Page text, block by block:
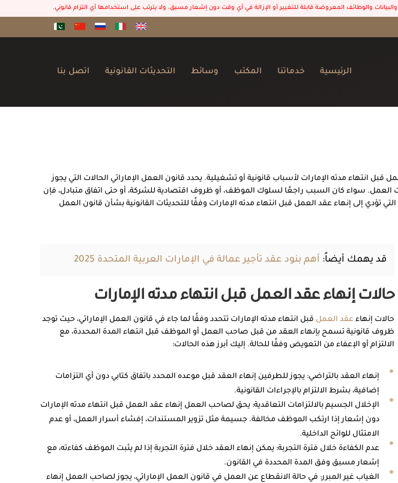
والوظائف المعروضة قابلة للتغيير أو الإزالة في أي وقت دون إشعار مسبق، ولا يترتب على استخدامها أي التزام قانوني.
الرئيسية خدماتنا المكتب وسائط التحديثات القانونية اتصل بنا
مدته الإمارات لأسباب قانونية أو تشغيلية. يحدد قانون العمل الإماراتي الحالات التي يجوز
سواء كان السبب راجعًا لسلوك الموظف، أو ظروف اقتصادية للشركة، أو حتى اتفاق متبادل، فإن
إلى إنهاء عقد العمل قبل انتهاء مدته الإمارات وفقًا للتحديثات القانونية بشأن قانون العمل
قد يهمك أيضاً: أهم بنود عقد تأجير عمالة في الإمارات العربية المتحدة 2025
حالات إنهاء عقد العمل قبل انتهاء مدته الإمارات
حالات إنهاء عقد العمل قبل انتهاء مدته الإمارات تتحدد وفقًا لما جاء في قانون العمل الإماراتي، حيث توجد
ظروف قانونية تسمح بإنهاء العقد من قبل صاحب العمل أو الموظف قبل انتهاء المدة المحددة، مع
الالتزام أو الإعفاء من التعويض وفقًا للحالة. إليك أبرز هذه الحالات:
إنهاء العقد بالتراضي: يجوز للطرفين إنهاء العقد قبل موعده المحدد باتفاق كتابي دون أي التزامات
إضافية، بشرط الالتزام بالإجراءات القانونية.
الإخلال الجسيم بالالتزامات التعاقدية: يحق لصاحب العمل إنهاء عقد العمل قبل انتهاء مدته الإمارات
دون إشعار إذا ارتكب الموظف مخالفة. جسيمة مثل تزوير المستندات، إفشاء أسرار العمل، أو عدم
الامتثال للوائح الداخلية.
عدم الكفاءة خلال فترة التجربة: يمكن إنهاء العقد خلال فترة التجربة إذا لم يثبت الموظف كفاءته، مع
إشعار مسبق وفق المدة المحددة في القانون.
الغياب غير المبرر: في حالة الانقطاع عن العمل في قانون العمل الإماراتي، يجوز لصاحب العمل إنهاء